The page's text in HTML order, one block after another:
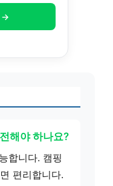
→
해야 하나요?
합니다. 캠핑
편리합니다.